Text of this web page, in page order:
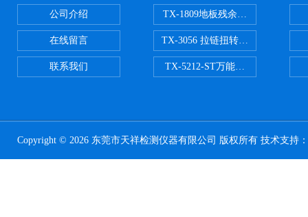
公司介绍
在线留言
联系我们
TX-1809地板残余凹陷试验机
TX-3056 拉链扭转试验机
TX-5212-ST万能磨耗试验机（
Copyright © 2026 东莞市天祥检测仪器有限公司 版权所有 技术支持：